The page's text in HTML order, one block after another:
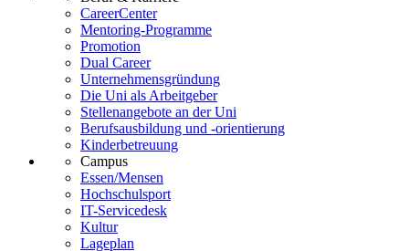
CareerCenter
Mentoring-Programme
Promotion
Dual Career
Unternehmensgründung
Die Uni als Arbeitgeber
Stellenangebote an der Uni
Berufsausbildung und -orientierung
Kinderbetreuung
Campus
Essen/Mensen
Hochschulsport
IT-Servicedesk
Kultur
Lageplan